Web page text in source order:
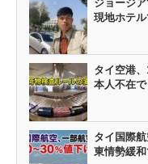
ジョージ
現地ホテ
タイ空港
本人不在
タイ国際
東情勢緩和